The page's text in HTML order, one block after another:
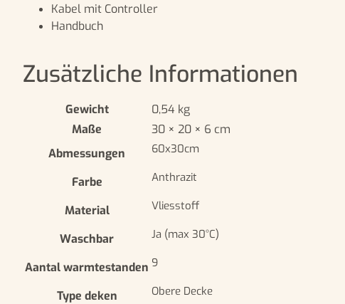
Kabel mit Controller
Handbuch
Zusätzliche Informationen
Gewicht
0,54 kg
Maße
30 × 20 × 6 cm
Abmessungen
60x30cm
Farbe Anthrazit
Material Vliesstoff
Waschbar Ja (max 30°C)
Aantal warmtestanden 9
Type deken Obere Decke